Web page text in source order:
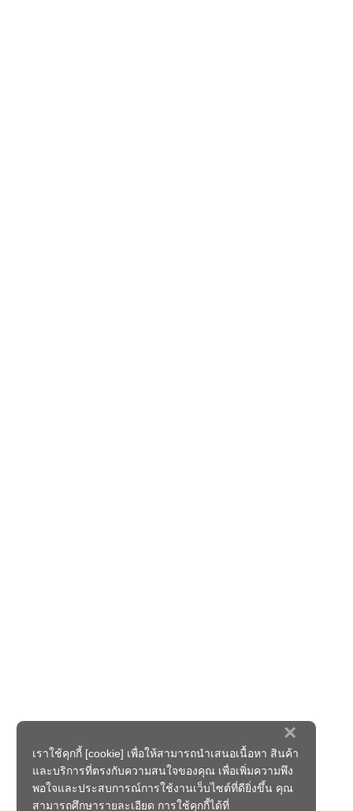
×
เราใช้คุกกี้ [cookie] เพื่อให้สามารถนำเสนอเนื้อหา สินค้า
และบริการที่ตรงกับความสนใจของคุณ เพื่อเพิ่มความพึง
พอใจและประสบการณ์การใช้งานเว็บไซต์ที่ดียิ่งขึ้น คุณ
สามารถศึกษารายละเอียด การใช้คุกกี้ได้ที่